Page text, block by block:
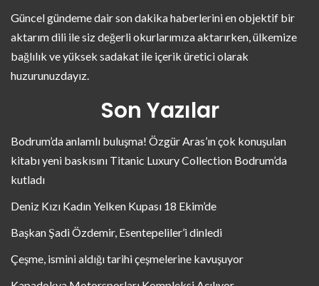
Güncel gündeme dair son dakika haberlerini en objektif bir
aktarım dili ile siz değerli okurlarımıza aktarırken, ülkemize
bağlılık ve yüksek sadakat ile içerik üretici olarak
huzurunuzdayız.
Son Yazılar
Bodrum’da anlamlı buluşma! Özgür Aras’ın çok konuşulan
kitabı yeni baskısını Titanic Luxury Collection Bodrum’da
kutladı
Deniz Kızı Kadın Yelken Kupası 18 Ekim’de
Başkan Şadi Özdemir, Esentepeliler’i dinledi
Çeşme, ismini aldığı tarihi çeşmelerine kavuşuyor